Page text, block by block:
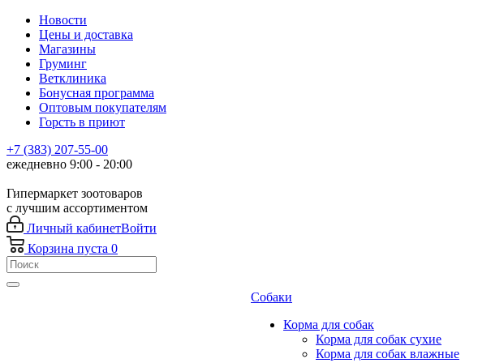
Новости
Цены и доставка
Магазины
Груминг
Ветклиника
Бонусная программа
Оптовым покупателям
Горсть в приют
+7 (383) 207-55-00
ежедневно 9:00 - 20:00
Гипермаркет зоотоваров
с лучшим ассортиментом
Личный кабинетВойти
Корзина пуста 0
Собаки
Корма для собак
Корма для собак сухие
Корма для собак влажные